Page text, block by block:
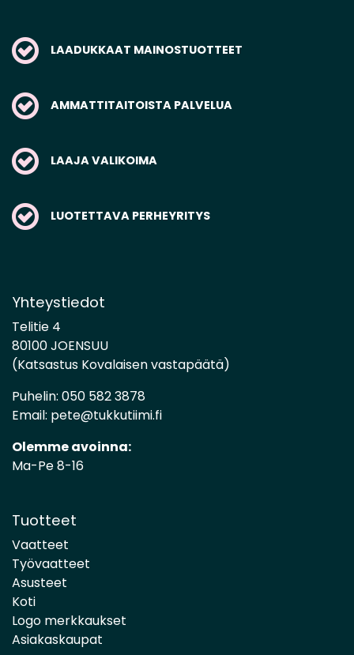
LAADUKKAAT MAINOSTUOTTEET
AMMATTITAITOISTA PALVELUA
LAAJA VALIKOIMA
LUOTETTAVA PERHEYRITYS
Yhteystiedot
Telitie 4
80100 JOENSUU
(Katsastus Kovalaisen vastapäätä)
Puhelin: 050 582 3878
Email: pete@tukkutiimi.fi
Olemme avoinna:
Ma-Pe 8-16
Tuotteet
Vaatteet
Työvaatteet
Asusteet
Koti
Logo merkkaukset
Asiakaskaupat